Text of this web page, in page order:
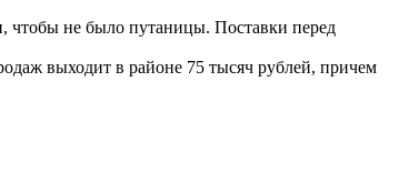
чтобы не было путаницы. Поставки перед
выходит в районе 75 тысяч рублей, причем